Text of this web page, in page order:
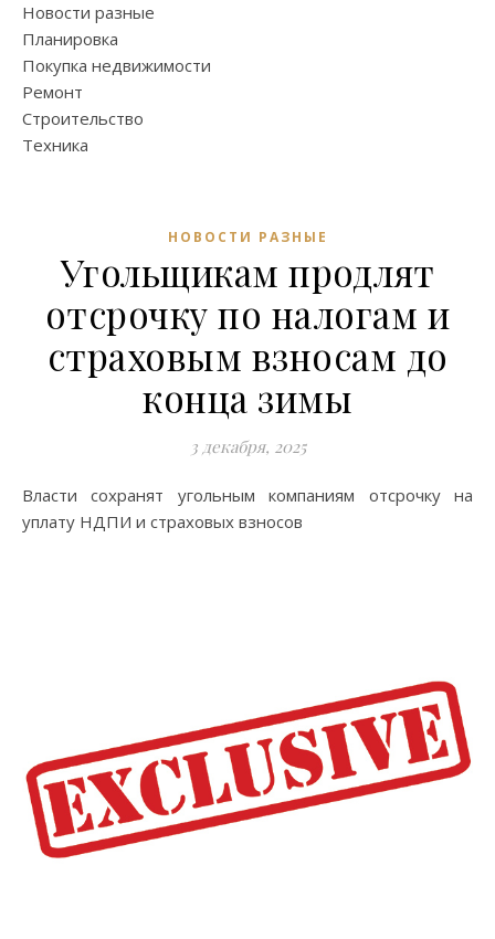
Новости разные
Планировка
Покупка недвижимости
Ремонт
Строительство
Техника
НОВОСТИ РАЗНЫЕ
Угольщикам продлят
отсрочку по налогам и
страховым взносам до
конца зимы
3 декабря, 2025
Власти сохранят угольным компаниям отсрочку на
уплату НДПИ и страховых взносов